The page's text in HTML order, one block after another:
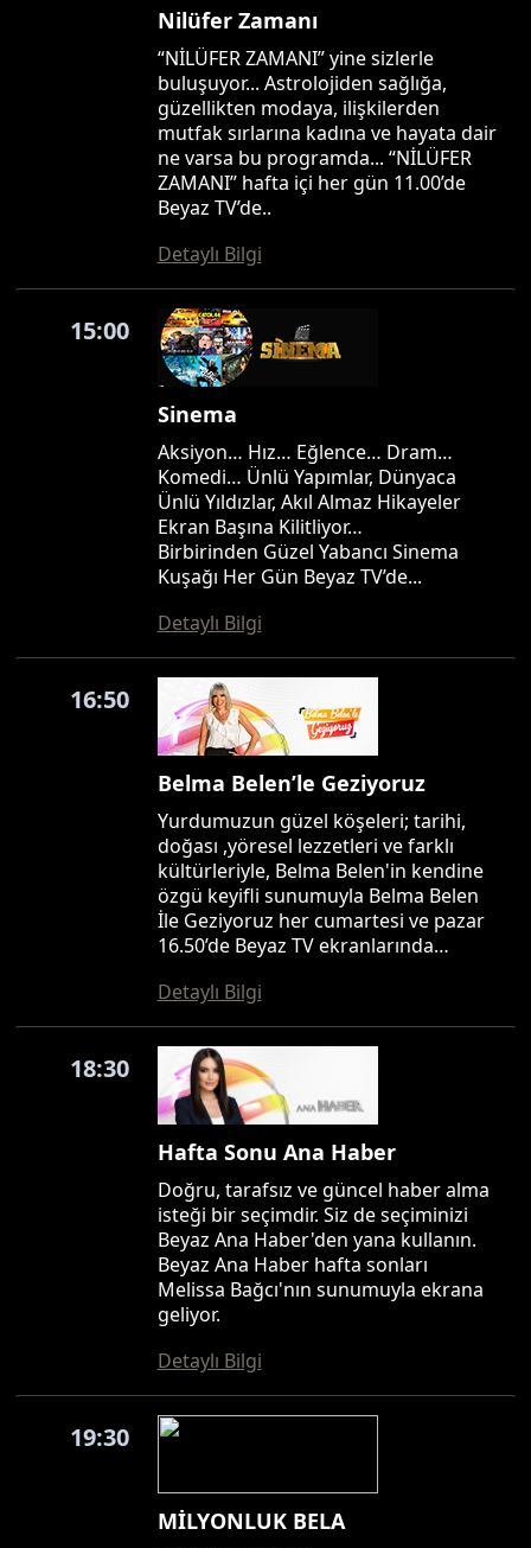
Nilüfer Zamanı
“NİLÜFER ZAMANI” yine sizlerle
buluşuyor... Astrolojiden sağlığa,
güzellikten modaya, ilişkilerden
mutfak sırlarına kadına ve hayata dair
ne varsa bu programda... “NİLÜFER
ZAMANI” hafta içi her gün 11.00’de
Beyaz TV’de..
Detaylı Bilgi
15:00
Sinema
Aksiyon… Hız… Eğlence… Dram…
Komedi… Ünlü Yapımlar, Dünyaca
Ünlü Yıldızlar, Akıl Almaz Hikayeler
Ekran Başına Kilitliyor…
Birbirinden Güzel Yabancı Sinema
Kuşağı Her Gün Beyaz TV’de...
Detaylı Bilgi
16:50
Belma Belen’le Geziyoruz
Yurdumuzun güzel köşeleri; tarihi,
doğası ,yöresel lezzetleri ve farklı
kültürleriyle, Belma Belen'in kendine
özgü keyifli sunumuyla Belma Belen
İle Geziyoruz her cumartesi ve pazar
16.50’de Beyaz TV ekranlarında…
Detaylı Bilgi
18:30
Hafta Sonu Ana Haber
Doğru, tarafsız ve güncel haber alma
isteği bir seçimdir. Siz de seçiminizi
Beyaz Ana Haber'den yana kullanın.
Beyaz Ana Haber hafta sonları
Melissa Bağcı'nın sunumuyla ekrana
geliyor.
Detaylı Bilgi
19:30
MİLYONLUK BELA